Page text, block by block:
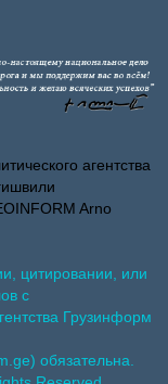
агентства
Arno
цитировании, или
с
Грузинформ
обязательна.